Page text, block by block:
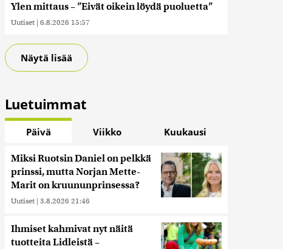
Ylen mittaus – ”Eivät oikein löydä puoluetta”
Uutiset | 6.8.2026 15:57
Näytä lisää
Luetuimmat
Päivä Viikko Kuukausi
Miksi Ruotsin Daniel on pelkkä
prinssi, mutta Norjan Mette-
Marit on kruununprinsessa?
Uutiset | 3.8.2026 21:46
Ihmiset kahmivat nyt näitä
tuotteita Lidleistä –